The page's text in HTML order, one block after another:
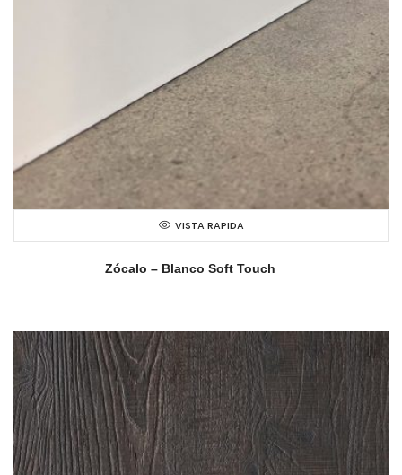
VISTA RAPIDA
Zócalo – Blanco Soft Touch